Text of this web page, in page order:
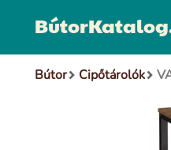
Bútor Cipőtárolók